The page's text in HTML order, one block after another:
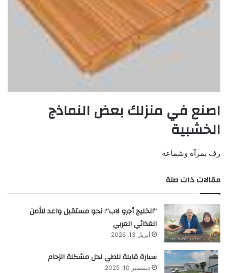
اصنع في منزلك بعض النماذج
الخشبية
رف بمرآه وشماعة
مقالات ذات صلة
“الخليج أجرو لاب”: نحو مستقبل واعد للأمن
الغذائي العربي
أبريل 13, 2026
سيارة قابلة للطي لحل مشكلة الزحام
ديسمبر 10, 2025